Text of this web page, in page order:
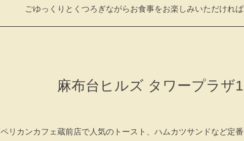
ごゆっくりとくつろぎながらお食事をお楽しみいただければ
麻布台ヒルズ タワープラザ
ペリカンカフェ蔵前店で人気のトースト、ハムカツサンドなど定番